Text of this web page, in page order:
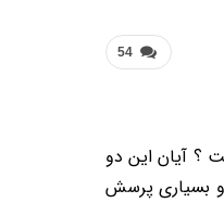
54
؟ آیان این دو
و بسیاری پرسش